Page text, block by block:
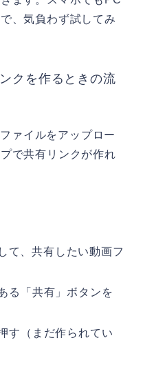
、気負わず試してみ
クを作るときの流
ァイルをアップロー
で共有リンクが作れ
て、共有したい動画フ
る「共有」ボタンを
す（まだ作られてい